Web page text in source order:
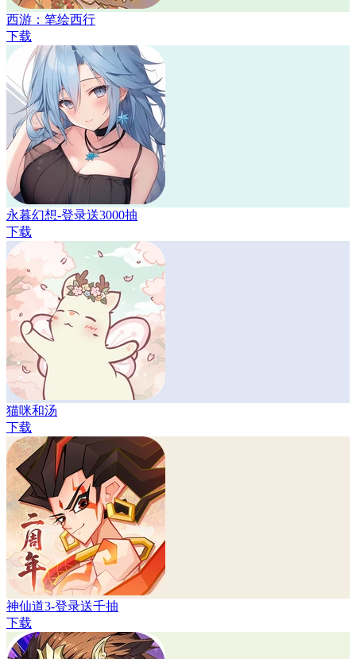
西游：笔绘西行
下载
永暮幻想-登录送3000抽
下载
猫咪和汤
下载
神仙道3-登录送千抽
下载